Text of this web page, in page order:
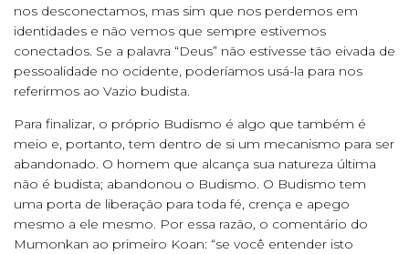
nos desconectamos, mas sim que nos perdemos em
identidades e não vemos que sempre estivemos
conectados. Se a palavra “Deus” não estivesse tão eivada de
pessoalidade no ocidente, poderíamos usá-la para nos
referirmos ao Vazio budista.
Para finalizar, o próprio Budismo é algo que também é
meio e, portanto, tem dentro de si um mecanismo para ser
abandonado. O homem que alcança sua natureza última
não é budista; abandonou o Budismo. O Budismo tem
uma porta de liberação para toda fé, crença e apego
mesmo a ele mesmo. Por essa razão, o comentário do
Mumonkan ao primeiro Koan: “se você entender isto